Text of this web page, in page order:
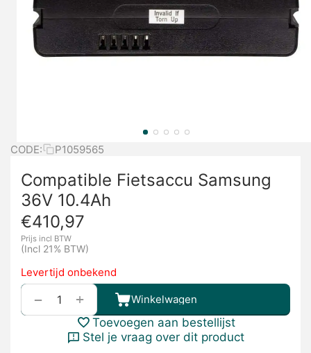
CODE: P1059565
Compatible Fietsaccu Samsung
36V 10.4Ah
€410,97
Prijs incl BTW
(Incl 21% BTW)
Levertijd onbekend
+
− Winkelwagen
Toevoegen aan bestellijst
Stel je vraag over dit product